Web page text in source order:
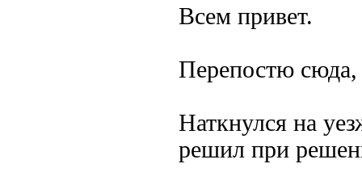
Всем привет.
Перепостю сюда,
Наткнулся на
решил при